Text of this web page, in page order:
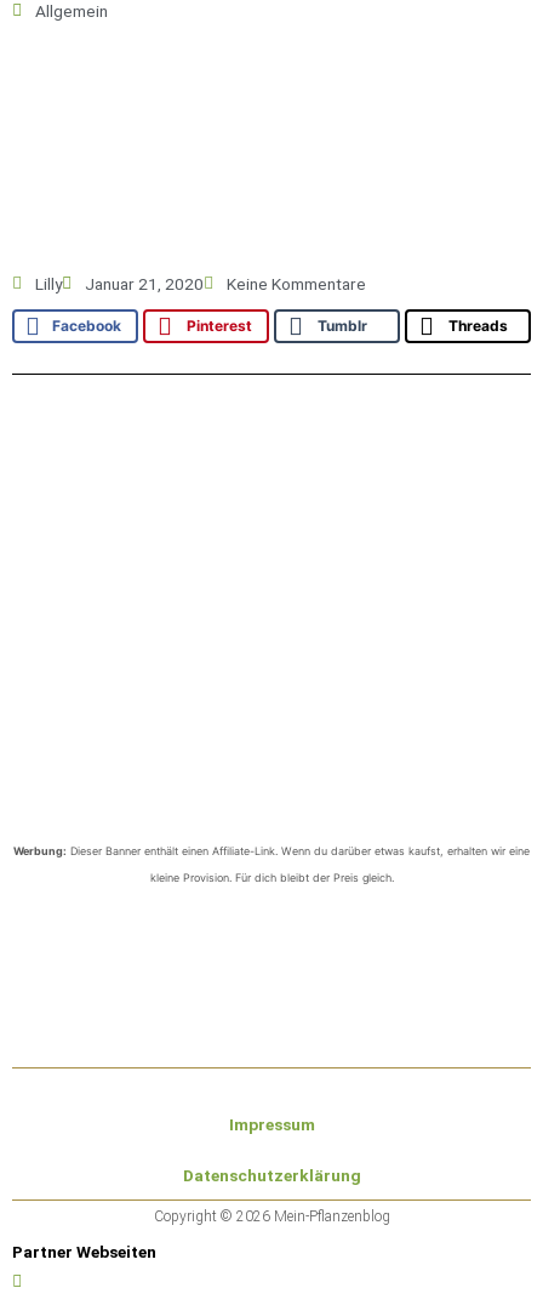
Allgemein
Lilly Januar 21, 2020 Keine Kommentare
Facebook Pinterest Tumblr Threads
Werbung: Dieser Banner enthält einen Affiliate-Link. Wenn du darüber etwas kaufst, erhalten wir eine
kleine Provision. Für dich bleibt der Preis gleich.
Impressum
Datenschutzerklärung
Copyright © 2026 Mein-Pflanzenblog
Partner Webseiten